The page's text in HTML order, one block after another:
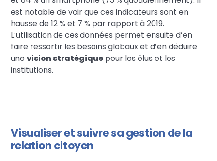
est notable de voir que ces indicateurs sont en
hausse de 12 % et 7 % par rapport à 2019.
L’utilisationde cesdonnées permet ensuite d’en
faire ressortir les besoins globaux et d’en déduire
unevision stratégique pour les élus et les
institutions.
Visualiser et suivre sa gestion de la
relation citoyen